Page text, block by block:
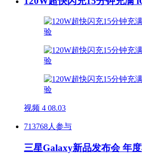
视频 4 08.03
713768人参与
三星Galaxy新品发布会 年